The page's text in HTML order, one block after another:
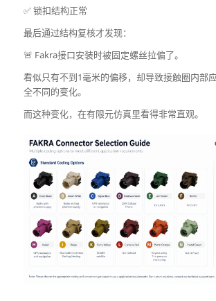
✅ 锁扣结构正常
最后通过结构复核才发现：
🚨 Fakra接口安装时被固定螺丝拉偏了。
看似只有不到1毫米的偏移，却导致接触圈内部
全不同的变化。
而这种变化，在有限元仿真里看得非常直观。